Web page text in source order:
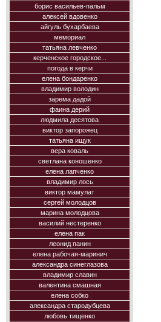
борис васильев-пальм
алексей вдовенко
айгуль бухарбаева
мемориал
татьяна левченко
керченское городское...
погода в керчи
елена бондаренко
владимир володин
зарема дадой
фаина дерий
людмила десятова
виктор запорожец
татьяна ищук
вера коваль
светлана коношенко
елена лапченко
владимир лось
виктор мамулат
сергей молодцов
марина молодцова
василий нестеренко
елена пак
леонид панин
елена рабочая-маринич
александра синеглазова
владимир славин
валентина смашная
елена собко
александра стародубцева
любовь тищенко